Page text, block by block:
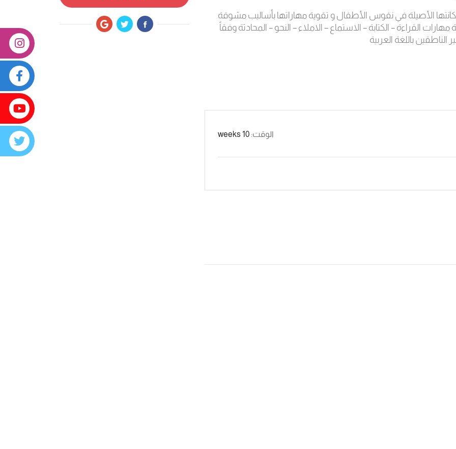
الأصيلة في نفوس الأطفال و تقوية مهاراتها بأساليب مشوقة
القراءة – الكتابة – الاستماع – الاملاء – النحو – المحادثة وفقاً
باللغة العربية
الوقت: 10 weeks